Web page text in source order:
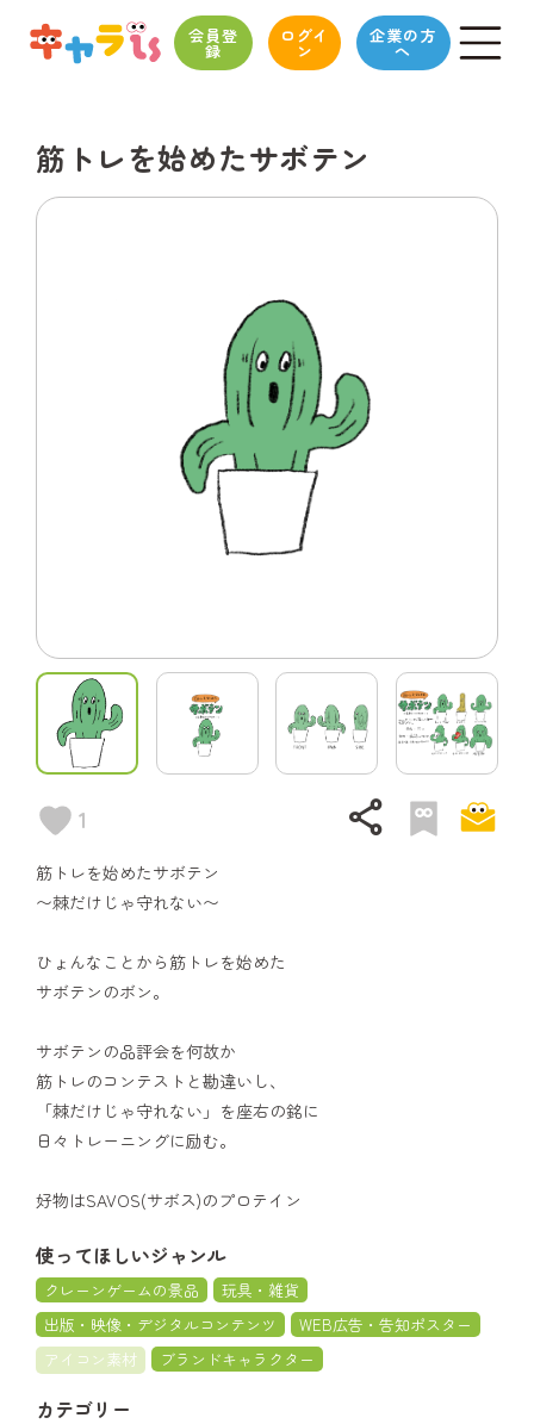
会員登
録
ログイ
ン
企業の方
へ
筋トレを始めたサボテン
1 share
筋トレを始めたサボテン
〜棘だけじゃ守れない〜
ひょんなことから筋トレを始めた
サボテンのボン。
サボテンの品評会を何故か
筋トレのコンテストと勘違いし、
「棘だけじゃ守れない」を座右の銘に
日々トレーニングに励む。
好物はSAVOS(サボス)のプロテイン
使ってほしいジャンル
クレーンゲームの景品
玩具・雑貨
出版・映像・デジタルコンテンツ
WEB広告・告知ポスター
アイコン素材
ブランドキャラクター
カテゴリー